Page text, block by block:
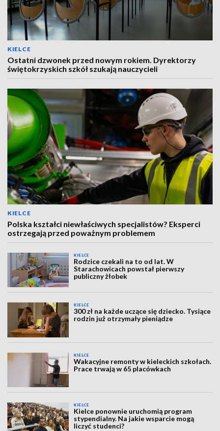
KIELCE
Ostatni dzwonek przed nowym rokiem. Dyrektorzy
świętokrzyskich szkół szukają nauczycieli
KIELCE
Polska kształci niewłaściwych specjalistów? Eksperci
ostrzegają przed poważnym problemem
KIELCE
Rodzice czekali na to od lat. W
Starachowicach powstał pierwszy
publiczny żłobek
KIELCE
300 zł na każde uczące się dziecko. Tysiące
rodzin już otrzymały pieniądze
KIELCE
Wakacyjne remonty w kieleckich szkołach.
Prace trwają w 65 placówkach
KIELCE
Kielce ponownie uruchomią program
stypendialny. Na jakie wsparcie mogą
liczyć studenci?